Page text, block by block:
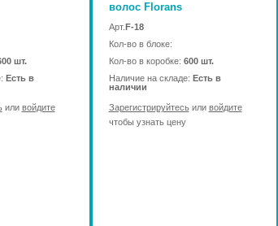
шт.
Есть в
или войдите
волос Florans
Арт.F-18
Кол-во в блоке:
Кол-во в коробке: 600 шт.
Наличие на складе: Есть в
наличии
Зарегистрируйтесьили войдите
чтобы узнать цену